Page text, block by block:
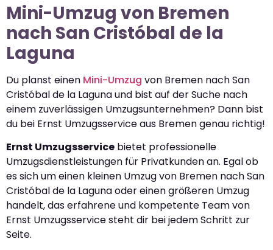
Mini-Umzug von Bremen
nach San Cristóbal de la
Laguna
Du planst einen Mini-Umzug von Bremen nach San
Cristóbal de la Laguna und bist auf der Suche nach
einem zuverlässigen Umzugsunternehmen? Dann bist
du bei Ernst Umzugsservice aus Bremen genau richtig!
Ernst Umzugsservice bietet professionelle
Umzugsdienstleistungen für Privatkunden an. Egal ob
es sich um einen kleinen Umzug von Bremen nach San
Cristóbal de la Laguna oder einen größeren Umzug
handelt, das erfahrene und kompetente Team von
Ernst Umzugsservice steht dir bei jedem Schritt zur
Seite.